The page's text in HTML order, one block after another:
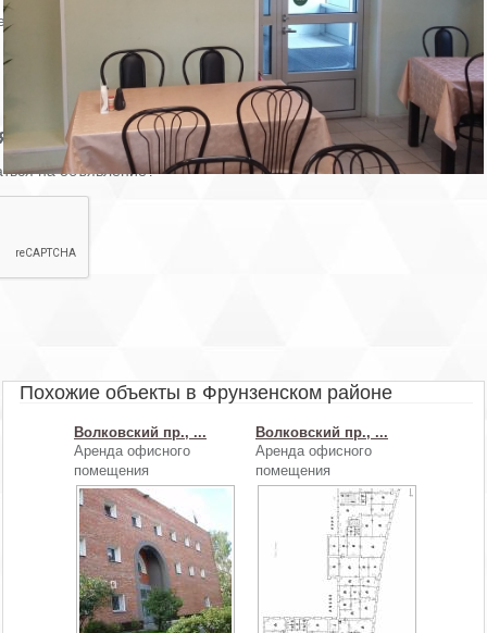
объекта
на объявление?
Похожие объекты в Фрунзенском районе
Волковский пр., ...
Аренда офисного
помещения
Волковский пр., ...
Аренда офисного
помещения